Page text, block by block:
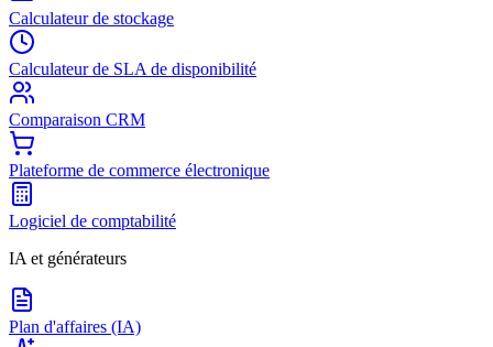
Calculateur de stockage
Calculateur de SLA de disponibilité
Comparaison CRM
Plateforme de commerce électronique
Logiciel de comptabilité
IA et générateurs
Plan d'affaires (IA)